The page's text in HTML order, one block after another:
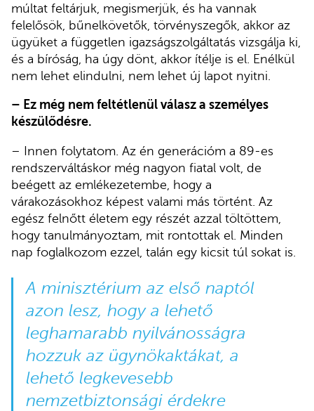
múltat feltárjuk, megismerjük, és ha vannak
felelősök, bűnelkövetők, törvényszegők, akkor az
ügyüket a független igazságszolgáltatás vizsgálja ki,
és a bíróság, ha úgy dönt, akkor ítélje is el. Enélkül
nem lehet elindulni, nem lehet új lapot nyitni.
– Ez még nem feltétlenül válasz a személyes
készülődésre.
– Innen folytatom. Az én generációm a 89-es
rendszerváltáskor még nagyon fiatal volt, de
beégett az emlékezetembe, hogy a
várakozásokhoz képest valami más történt. Az
egész felnőtt életem egy részét azzal töltöttem,
hogy tanulmányoztam, mit rontottak el. Minden
nap foglalkozom ezzel, talán egy kicsit túl sokat is.
A minisztérium az első naptól
azon lesz, hogy a lehető
leghamarabb nyilvánosságra
hozzuk az ügynökaktákat, a
lehető legkevesebb
nemzetbiztonsági érdekre